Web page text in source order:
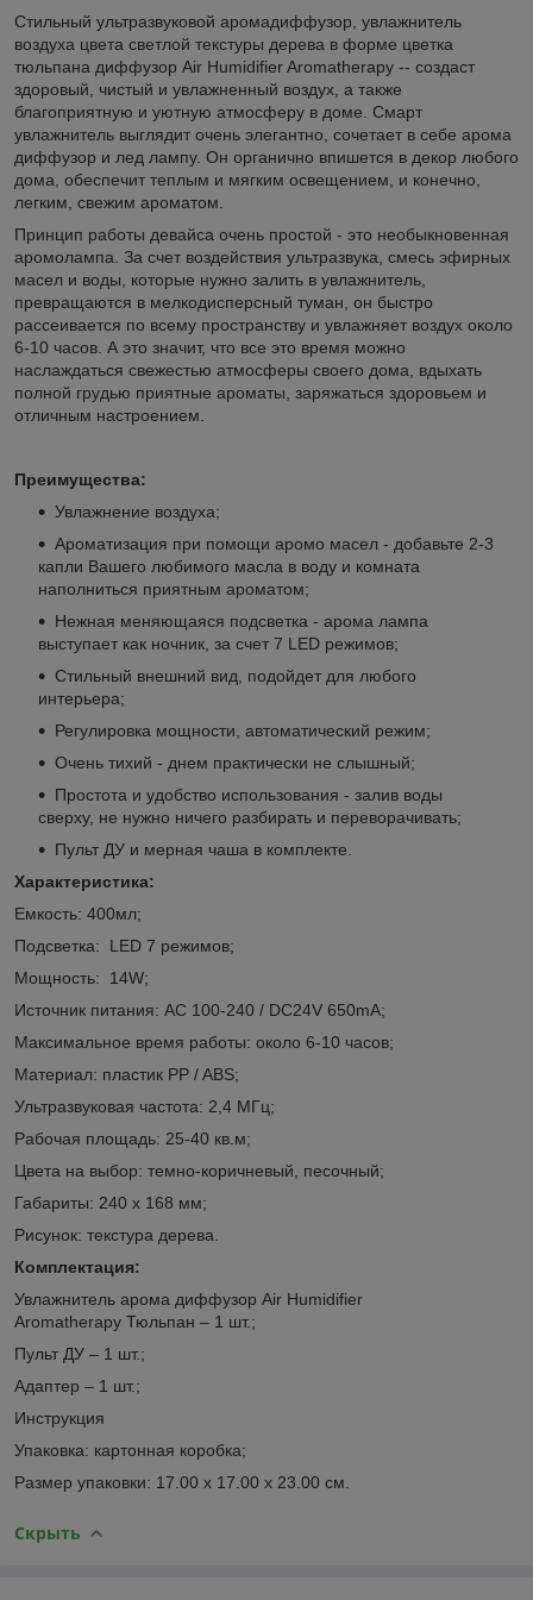
Стильный ультразвуковой аромадиффузор, увлажнитель
воздуха цвета светлой текстуры дерева в форме цветка
тюльпана диффузор Air Humidifier Aromatherapy -- создаст
здоровый, чистый и увлажненный воздух, а также
благоприятную и уютную атмосферу в доме. Смарт
увлажнитель выглядит очень элегантно, сочетает в себе арома
диффузор и лед лампу. Он органично впишется в декор любого
дома, обеспечит теплым и мягким освещением, и конечно,
легким, свежим ароматом.
Принцип работы девайса очень простой - это необыкновенная
аромолампа. За счет воздействия ультразвука, смесь эфирных
масел и воды, которые нужно залить в увлажнитель,
превращаются в мелкодисперсный туман, он быстро
рассеивается по всему пространству и увлажняет воздух около
6-10 часов. А это значит, что все это время можно
наслаждаться свежестью атмосферы своего дома, вдыхать
полной грудью приятные ароматы, заряжаться здоровьем и
отличным настроением.
Преимущества:
Увлажнение воздуха;
Ароматизация при помощи аромо масел - добавьте 2-3
капли Вашего любимого масла в воду и комната
наполниться приятным ароматом;
Нежная меняющаяся подсветка - арома лампа
выступает как ночник, за счет 7 LED режимов;
Стильный внешний вид, подойдет для любого
интерьера;
Регулировка мощности, автоматический режим;
Очень тихий - днем практически не слышный;
Простота и удобство использования - залив воды
сверху, не нужно ничего разбирать и переворачивать;
Пульт ДУ и мерная чаша в комплекте.
Характеристика:
Емкость: 400мл;
Подсветка: LED 7 режимов;
Мощность: 14W;
Источник питания: AC 100-240 / DC24V 650mA;
Максимальное время работы: около 6-10 часов;
Материал: пластик PP / ABS;
Ультразвуковая частота: 2,4 МГц;
Рабочая площадь: 25-40 кв.м;
Цвета на выбор: темно-коричневый, песочный;
Габариты: 240 х 168 мм;
Рисунок: текстура дерева.
Комплектация:
Увлажнитель арома диффузор Air Humidifier
Aromatherapy Тюльпан – 1 шт.;
Пульт ДУ – 1 шт.;
Адаптер – 1 шт.;
Инструкция
Упаковка: картонная коробка;
Размер упаковки: 17.00 х 17.00 х 23.00 см.
Скрыть